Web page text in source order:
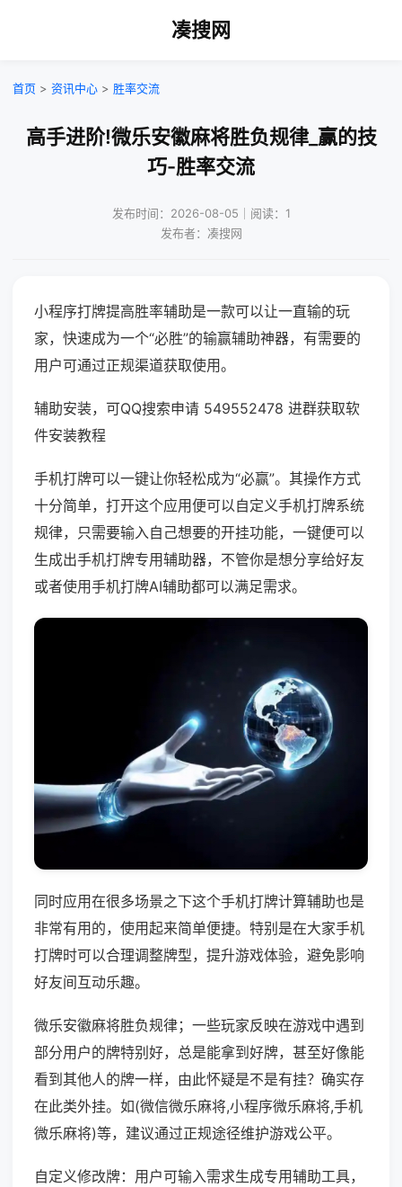
凑搜网
首页 > 资讯中心 > 胜率交流
高手进阶!微乐安徽麻将胜负规律_赢的技
巧-胜率交流
发布时间：2026-08-05｜阅读：1
发布者：凑搜网
小程序打牌提高胜率辅助是一款可以让一直输的玩
家，快速成为一个“必胜”的输赢辅助神器，有需要的
用户可通过正规渠道获取使用。
辅助安装，可QQ搜索申请 549552478 进群获取软
件安装教程
手机打牌可以一键让你轻松成为“必赢”。其操作方式
十分简单，打开这个应用便可以自定义手机打牌系统
规律，只需要输入自己想要的开挂功能，一键便可以
生成出手机打牌专用辅助器，不管你是想分享给好友
或者使用手机打牌AI辅助都可以满足需求。
同时应用在很多场景之下这个手机打牌计算辅助也是
非常有用的，使用起来简单便捷。特别是在大家手机
打牌时可以合理调整牌型，提升游戏体验，避免影响
好友间互动乐趣。
微乐安徽麻将胜负规律；一些玩家反映在游戏中遇到
部分用户的牌特别好，总是能拿到好牌，甚至好像能
看到其他人的牌一样，由此怀疑是不是有挂？确实存
在此类外挂。如(微信微乐麻将,小程序微乐麻将,手机
微乐麻将)等，建议通过正规途径维护游戏公平。
自定义修改牌：用户可输入需求生成专用辅助工具，